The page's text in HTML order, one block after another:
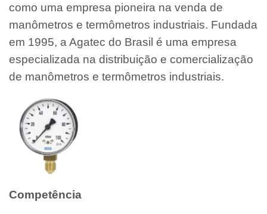
como uma empresa pioneira na venda de
manômetros e termômetros industriais. Fundada
em 1995, a Agatec do Brasil é uma empresa
especializada na distribuição e comercialização
de manômetros e termômetros industriais.
Competência